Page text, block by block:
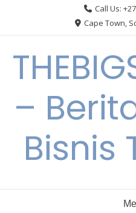
Call Us:
Cape Town,
–
Bisnis